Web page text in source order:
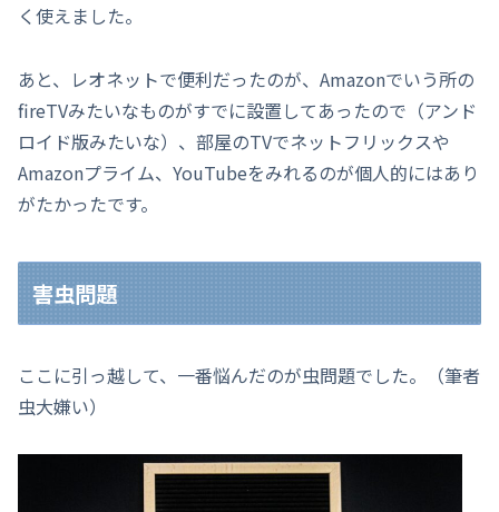
く使えました。
あと、レオネットで便利だったのが、Amazonでいう所の
fireTVみたいなものがすでに設置してあったので（アンド
ロイド版みたいな）、部屋のTVでネットフリックスや
Amazonプライム、YouTubeをみれるのが個人的にはあり
がたかったです。
害虫問題
ここに引っ越して、一番悩んだのが虫問題でした。（筆者
虫大嫌い）